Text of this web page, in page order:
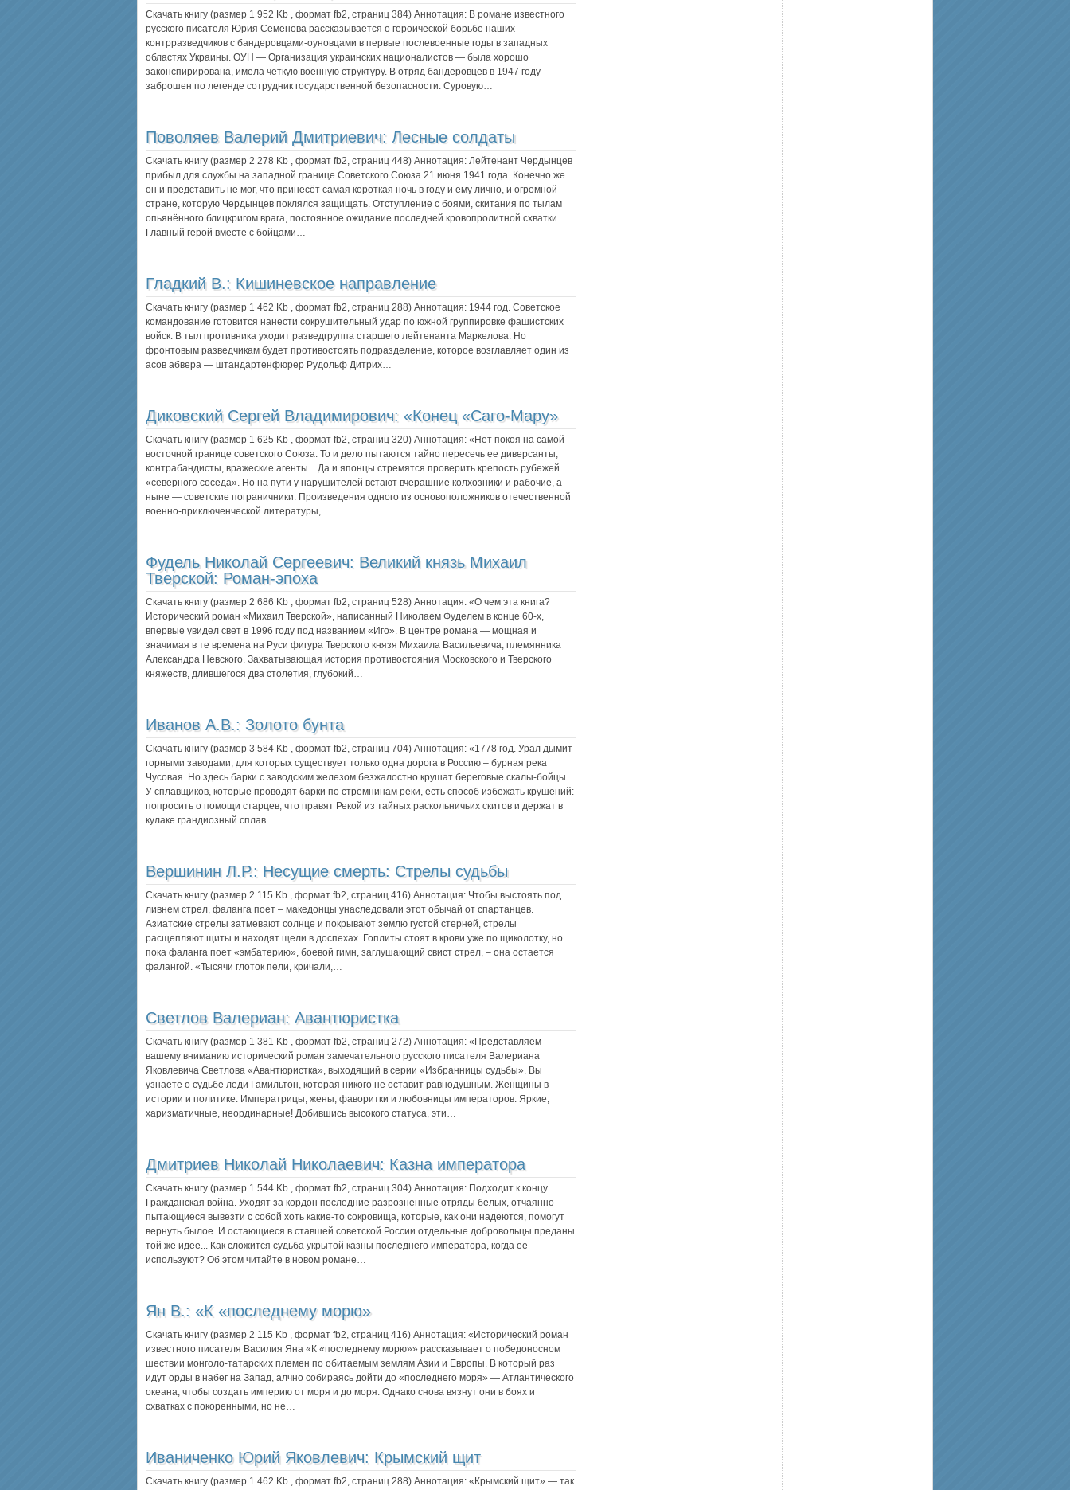
Скачать книгу (размер 1 952 Kb , формат fb2, страниц 384) Аннотация: В романе известного
русского писателя Юрия Семенова рассказывается о героической борьбе наших
контрразведчиков с бандеровцами-оуновцами в первые послевоенные годы в западных
областях Украины. ОУН — Организация украинских националистов — была хорошо
законспирирована, имела четкую военную структуру. В отряд бандеровцев в 1947 году
заброшен по легенде сотрудник государственной безопасности. Суровую…
Поволяев Валерий Дмитриевич: Лесные солдаты
Скачать книгу (размер 2 278 Kb , формат fb2, страниц 448) Аннотация: Лейтенант Чердынцев
прибыл для службы на западной границе Советского Союза 21 июня 1941 года. Конечно же
он и представить не мог, что принесёт самая короткая ночь в году и ему лично, и огромной
стране, которую Чердынцев поклялся защищать. Отступление с боями, скитания по тылам
опьянённого блицкригом врага, постоянное ожидание последней кровопролитной схватки...
Главный герой вместе с бойцами…
Гладкий В.: Кишиневское направление
Скачать книгу (размер 1 462 Kb , формат fb2, страниц 288) Аннотация: 1944 год. Советское
командование готовится нанести сокрушительный удар по южной группировке фашистских
войск. В тыл противника уходит разведгруппа старшего лейтенанта Маркелова. Но
фронтовым разведчикам будет противостоять подразделение, которое возглавляет один из
асов абвера — штандартенфюрер Рудольф Дитрих…
Диковский Сергей Владимирович: «Конец «Саго-Мару»
Скачать книгу (размер 1 625 Kb , формат fb2, страниц 320) Аннотация: «Нет покоя на самой
восточной границе советского Союза. То и дело пытаются тайно пересечь ее диверсанты,
контрабандисты, вражеские агенты... Да и японцы стремятся проверить крепость рубежей
«северного соседа». Но на пути у нарушителей встают вчерашние колхозники и рабочие, а
ныне — советские пограничники. Произведения одного из основоположников отечественной
военно-приключенческой литературы,…
Фудель Николай Сергеевич: Великий князь Михаил
Тверской: Роман-эпоха
Скачать книгу (размер 2 686 Kb , формат fb2, страниц 528) Аннотация: «О чем эта книга?
Исторический роман «Михаил Тверской», написанный Николаем Фуделем в конце 60-х,
впервые увидел свет в 1996 году под названием «Иго». В центре романа — мощная и
значимая в те времена на Руси фигура Тверского князя Михаила Васильевича, племянника
Александра Невского. Захватывающая история противостояния Московского и Тверского
княжеств, длившегося два столетия, глубокий…
Иванов А.В.: Золото бунта
Скачать книгу (размер 3 584 Kb , формат fb2, страниц 704) Аннотация: «1778 год. Урал дымит
горными заводами, для которых существует только одна дорога в Россию – бурная река
Чусовая. Но здесь барки с заводским железом безжалостно крушат береговые скалы-бойцы.
У сплавщиков, которые проводят барки по стремнинам реки, есть способ избежать крушений:
попросить о помощи старцев, что правят Рекой из тайных раскольничьих скитов и держат в
кулаке грандиозный сплав…
Вершинин Л.Р.: Несущие смерть: Стрелы судьбы
Скачать книгу (размер 2 115 Kb , формат fb2, страниц 416) Аннотация: Чтобы выстоять под
ливнем стрел, фаланга поет – македонцы унаследовали этот обычай от спартанцев.
Азиатские стрелы затмевают солнце и покрывают землю густой стерней, стрелы
расщепляют щиты и находят щели в доспехах. Гоплиты стоят в крови уже по щиколотку, но
пока фаланга поет «эмбатерию», боевой гимн, заглушающий свист стрел, – она остается
фалангой. «Тысячи глоток пели, кричали,…
Светлов Валериан: Авантюристка
Скачать книгу (размер 1 381 Kb , формат fb2, страниц 272) Аннотация: «Представляем
вашему вниманию исторический роман замечательного русского писателя Валериана
Яковлевича Светлова «Авантюристка», выходящий в серии «Избранницы судьбы». Вы
узнаете о судьбе леди Гамильтон, которая никого не оставит равнодушным. Женщины в
истории и политике. Императрицы, жены, фаворитки и любовницы императоров. Яркие,
харизматичные, неординарные! Добившись высокого статуса, эти…
Дмитриев Николай Николаевич: Казна императора
Скачать книгу (размер 1 544 Kb , формат fb2, страниц 304) Аннотация: Подходит к концу
Гражданская война. Уходят за кордон последние разрозненные отряды белых, отчаянно
пытающиеся вывезти с собой хоть какие-то сокровища, которые, как они надеются, помогут
вернуть былое. И остающиеся в ставшей советской России отдельные добровольцы преданы
той же идее... Как сложится судьба укрытой казны последнего императора, когда ее
используют? Об этом читайте в новом романе…
Ян В.: «К «последнему морю»
Скачать книгу (размер 2 115 Kb , формат fb2, страниц 416) Аннотация: «Исторический роман
известного писателя Василия Яна «К «последнему морю»» рассказывает о победоносном
шествии монголо-татарских племен по обитаемым землям Азии и Европы. В который раз
идут орды в набег на Запад, алчно собираясь дойти до «последнего моря» — Атлантического
океана, чтобы создать империю от моря и до моря. Однако снова вязнут они в боях и
схватках с покоренными, но не…
Иваниченко Юрий Яковлевич: Крымский щит
Скачать книгу (размер 1 462 Kb , формат fb2, страниц 288) Аннотация: «Крымский щит» — так